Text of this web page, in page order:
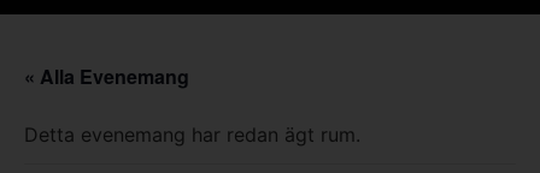
« Alla Evenemang
Detta evenemang har redan ägt rum.